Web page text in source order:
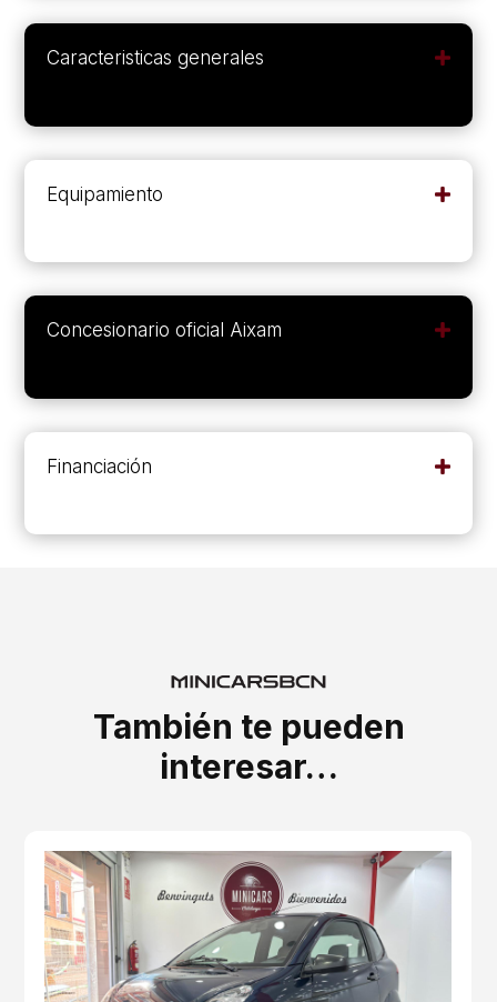
Caracteristicas generales
Equipamiento
Concesionario oficial Aixam
Financiación
También te pueden
interesar…